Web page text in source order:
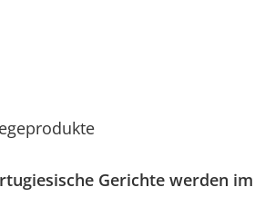
Gerichte werden im